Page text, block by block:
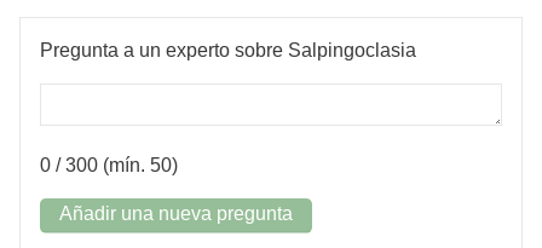
Pregunta a un experto sobre Salpingoclasia
0 / 300 (mín. 50)
Añadir una nueva pregunta